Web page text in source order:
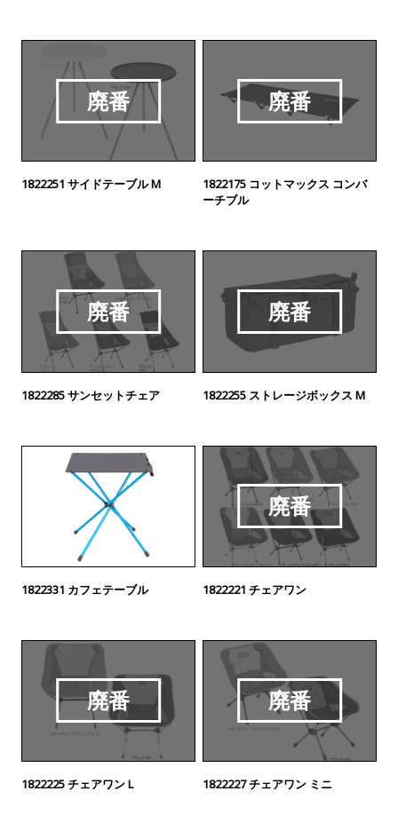
廃番
1822251 サイドテーブル M
廃番
1822175 コットマックス コンバ
ーチブル
廃番
1822285 サンセットチェア 1822255 ストレージボックス M
1822331 カフェテーブル
廃番
1822221 チェアワン
廃番
1822225 チェアワン L
廃番
1822227 チェアワン ミニ